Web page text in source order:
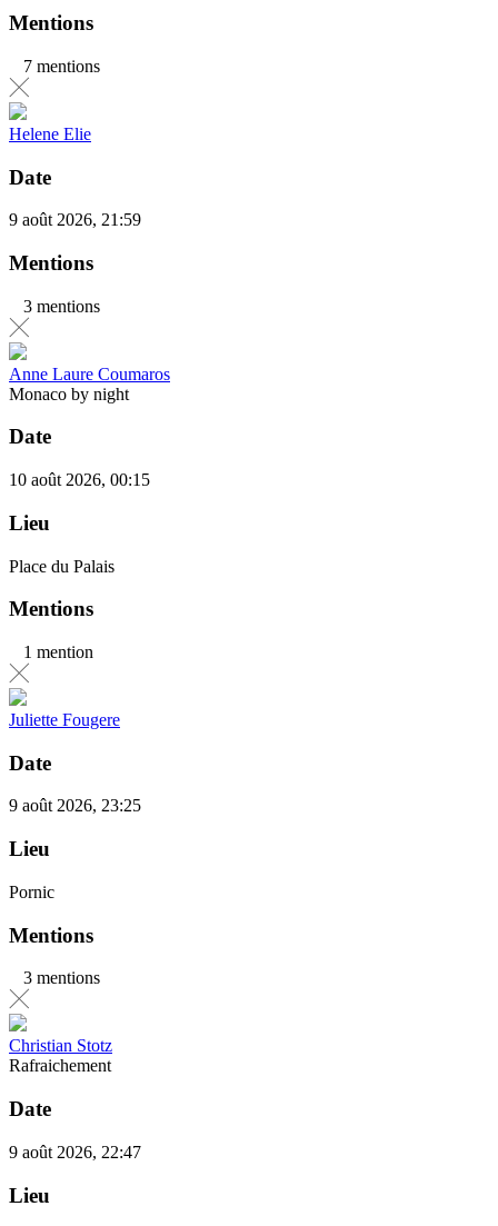
Mentions
7 mentions
Helene Elie
Date
9 août 2026, 21:59
Mentions
3 mentions
Anne Laure Coumaros
Monaco by night
Date
10 août 2026, 00:15
Lieu
Place du Palais
Mentions
1 mention
Juliette Fougere
Date
9 août 2026, 23:25
Lieu
Pornic
Mentions
3 mentions
Christian Stotz
Rafraichement
Date
9 août 2026, 22:47
Lieu